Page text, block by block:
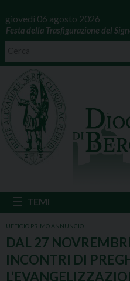
giovedì 06 agosto 2026
Festa della Trasfigurazione del
UFFICIO PRIMO ANNUNCIO
DAL 27
INCONTRI DI